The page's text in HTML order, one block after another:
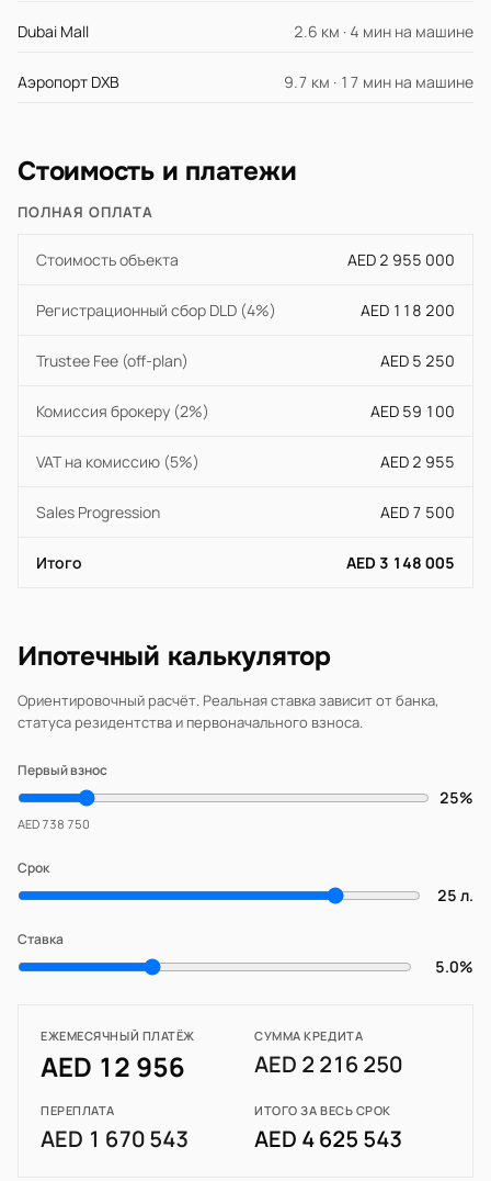
Dubai Mall 2.6 км · 4 мин на машине
Аэропорт DXB 9.7 км · 17 мин на машине
Стоимость и платежи
ПОЛНАЯ ОПЛАТА
Стоимость объекта AED 2 955 000
Регистрационный сбор DLD (4%) AED 118 200
Trustee Fee (off-plan) AED 5 250
Комиссия брокеру (2%) AED 59 100
VAT на комиссию (5%) AED 2 955
Sales Progression AED 7 500
Итого AED 3 148 005
Ипотечный калькулятор
Ориентировочный расчёт. Реальная ставка зависит от банка,
статуса резидентства и первоначального взноса.
Первый взнос
25%
AED 738 750
Срок
25 л.
Ставка
5.0%
ЕЖЕМЕСЯЧНЫЙ ПЛАТЁЖ
AED 12 956
СУММА КРЕДИТА
AED 2 216 250
ПЕРЕПЛАТА
AED 1 670 543
ИТОГО ЗА ВЕСЬ СРОК
AED 4 625 543